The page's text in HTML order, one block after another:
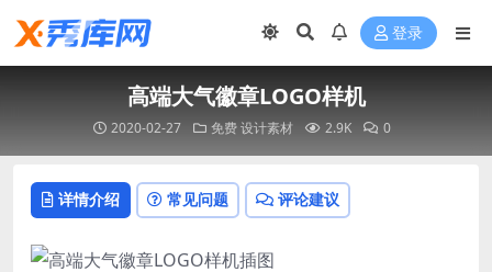
登录
高端大气徽章LOGO样机
2020-02-27 免费 设计素材 2.9K 0
详情介绍 常见问题 评论建议